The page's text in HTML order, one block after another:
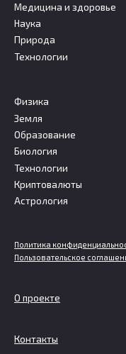
Медицина и здоровье
Наука
Природа
Технологии
Физика
Земля
Образование
Биология
Технологии
Криптовалюты
Астрология
Политика
Пользовательское
О проекте
Контакты